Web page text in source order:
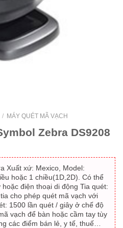
/ MÁY QUÉT MÃ VẠCH
Zebra DS9208
Xuất xứ: Mexico, Model:
hoặc 1 chiều(1D,2D). Có thể
điện thoại di động Tia quét:
cho phép quét mã vạch với
1500 lần quét / giây ở chế độ
vạch để bàn hoặc cầm tay tùy
các điểm bán lẻ, y tế, thuế…